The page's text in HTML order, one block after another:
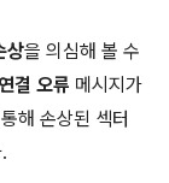
상을 의심해 볼 수
결 오류 메시지가
해 손상된 섹터